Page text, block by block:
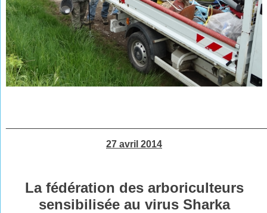
27 avril 2014
La fédération des arboriculteurs
sensibilisée au virus Sharka